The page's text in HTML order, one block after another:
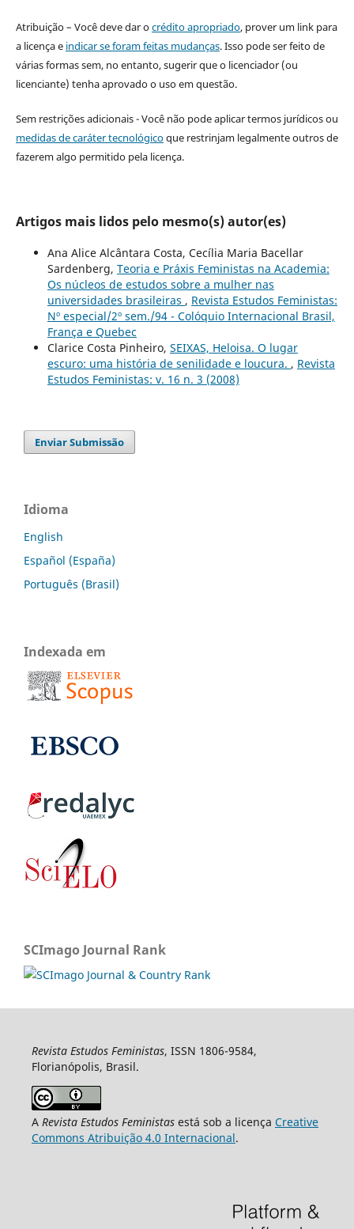
Atribuição – Você deve dar ocrédito apropriado, prover um link para
a licença e indicar se foram feitas mudanças. Isso pode ser feito de
várias formas sem, no entanto, sugerir que o licenciador (ou
licenciante) tenha aprovado o uso em questão.
Sem restrições adicionais - Você não pode aplicar termos jurídicos ou
medidas de caráter tecnológicoque restrinjam legalmente outros de
fazerem algo permitido pela licença.
Artigos mais lidos pelo mesmo(s) autor(es)
Ana Alice Alcântara Costa, Cecília Maria Bacellar
Sardenberg, Teoria e Práxis Feministas na Academia:
Os núcleos de estudos sobre a mulher nas
universidades brasileiras , Revista Estudos Feministas:
Nº especial/2º sem./94 - Colóquio Internacional Brasil,
França e Quebec
Clarice Costa Pinheiro, SEIXAS, Heloisa. O lugar
escuro: uma história de senilidade e loucura. , Revista
Estudos Feministas: v. 16 n. 3 (2008)
Enviar Submissão
Idioma
English
Español (España)
Português (Brasil)
Indexada em
SCImago Journal Rank
Revista Estudos Feministas, ISSN 1806-9584,
Florianópolis, Brasil.
A Revista Estudos Feministasestá sob a licença Creative
Commons Atribuição 4.0 Internacional.